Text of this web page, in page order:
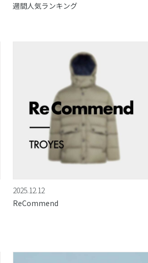
週間人気ランキング
2025.12.12
ReCommend